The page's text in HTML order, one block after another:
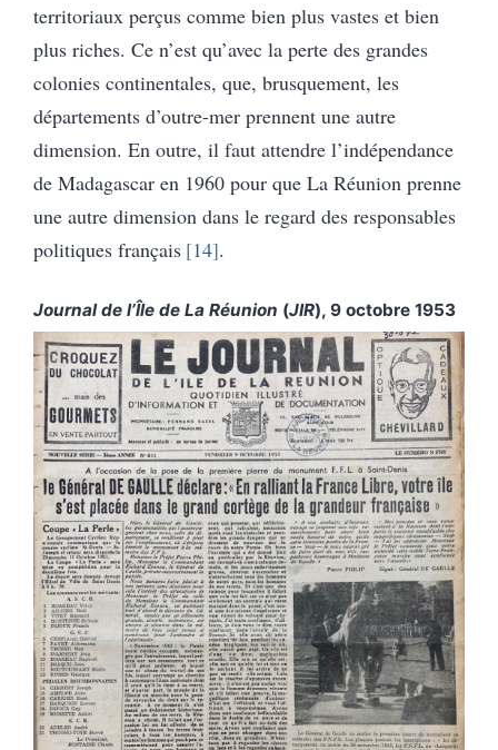
territoriaux perçus comme bien plus vastes et bien
plus riches. Ce n’est qu’avec la perte des grandes
colonies continentales, que, brusquement, les
départements d’outre-mer prennent une autre
dimension. En outre, il faut attendre l’indépendance
de Madagascar en 1960 pour que La Réunion prenne
une autre dimension dans le regard des responsables
politiques français 14 .
Journal de l’Île de La Réunion (JIR), 9 octobre 1953